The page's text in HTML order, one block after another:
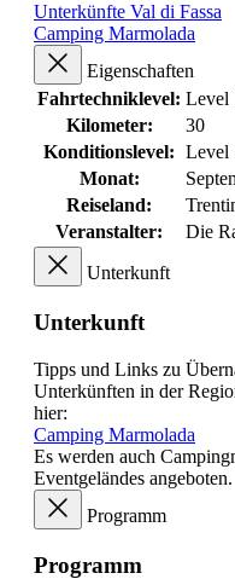
Unterkünfte Val di Fassa
Camping Marmolada
Eigenschaften
Fahrtechniklevel: Level
Kilometer:
30
Konditionslevel: Level
Monat:
Reiseland:
Veranstalter:
Die
Unterkunft
Unterkunft
Tipps und Links zu
Unterkünften in der
hier:
Camping Marmolada
Es werden auch
Eventgeländes angeboten.
Programm
Programm